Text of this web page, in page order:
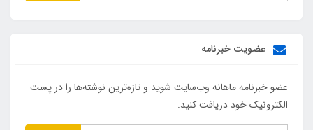
عضویت خبرنامه
عضو خبرنامه ماهانه وب‌سایت شوید و تازه‌ترین نوشته‌ها را در پست
الکترونیک خود دریافت کنید.